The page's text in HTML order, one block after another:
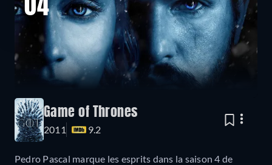
04
Game of Thrones
2011 9.2
Pedro Pascal marque les esprits dans la saison 4 de